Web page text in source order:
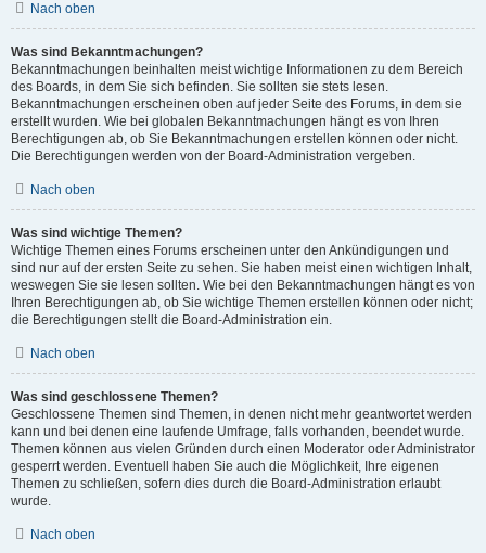
Nach oben
Was sind Bekanntmachungen?
Bekanntmachungen beinhalten meist wichtige Informationen zu dem Bereich
des Boards, in dem Sie sich befinden. Sie sollten sie stets lesen.
Bekanntmachungen erscheinen oben auf jeder Seite des Forums, in dem sie
erstellt wurden. Wie bei globalen Bekanntmachungen hängt es von Ihren
Berechtigungen ab, ob Sie Bekanntmachungen erstellen können oder nicht.
Die Berechtigungen werden von der Board-Administration vergeben.
Nach oben
Was sind wichtige Themen?
Wichtige Themen eines Forums erscheinen unter den Ankündigungen und
sind nur auf der ersten Seite zu sehen. Sie haben meist einen wichtigen Inhalt,
weswegen Sie sie lesen sollten. Wie bei den Bekanntmachungen hängt es von
Ihren Berechtigungen ab, ob Sie wichtige Themen erstellen können oder nicht;
die Berechtigungen stellt die Board-Administration ein.
Nach oben
Was sind geschlossene Themen?
Geschlossene Themen sind Themen, in denen nicht mehr geantwortet werden
kann und bei denen eine laufende Umfrage, falls vorhanden, beendet wurde.
Themen können aus vielen Gründen durch einen Moderator oder Administrator
gesperrt werden. Eventuell haben Sie auch die Möglichkeit, Ihre eigenen
Themen zu schließen, sofern dies durch die Board-Administration erlaubt
wurde.
Nach oben